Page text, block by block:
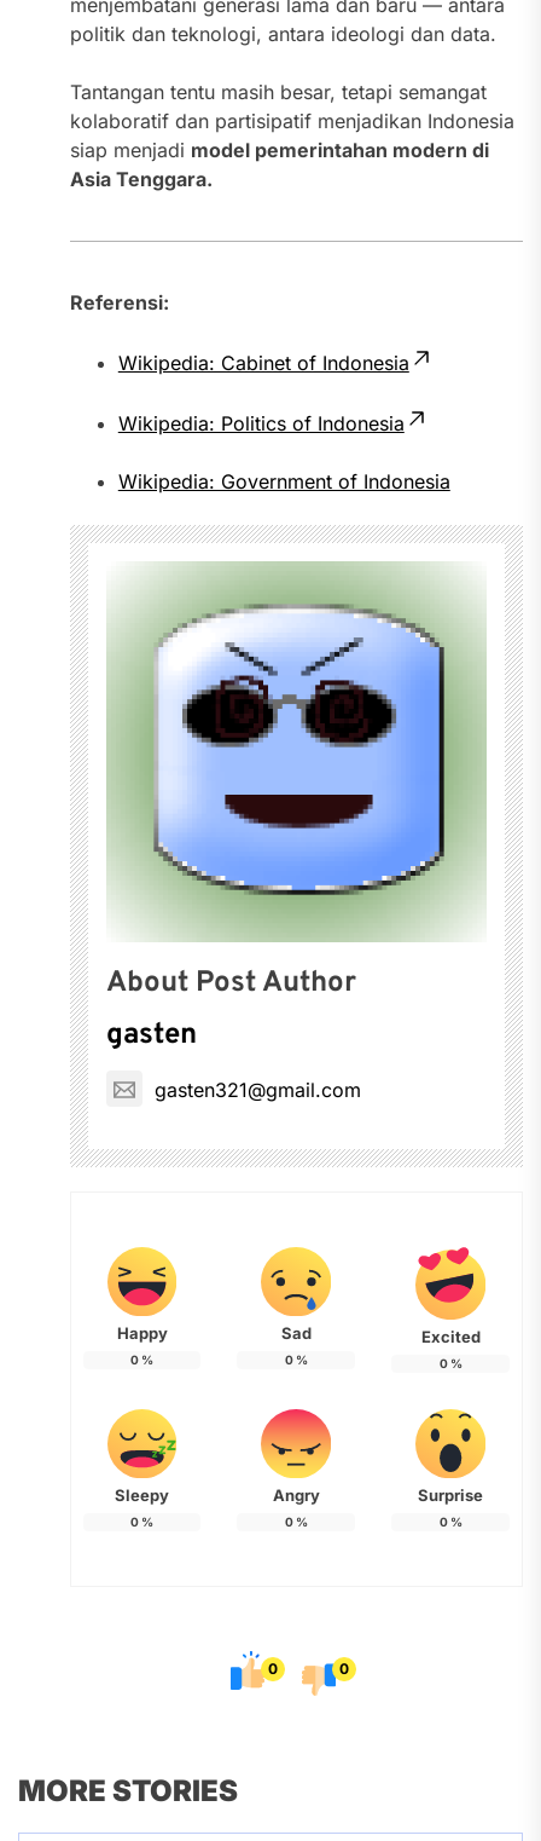
politik dan teknologi, antara ideologi dan data.
Tantangan tentu masih besar, tetapi semangat
kolaboratif dan partisipatif menjadikan Indonesia
siap menjadi model pemerintahan modern di
Asia Tenggara.
Referensi:
Wikipedia: Cabinet of Indonesia
Wikipedia: Politics of Indonesia
Wikipedia: Government of Indonesia
About Post Author
gasten
gasten321@gmail.com
Happy
0 %
Sad
0%
Excited
0%
Sleepy
0 %
Angry
0%
Surprise
0%
0 0
MORE STORIES